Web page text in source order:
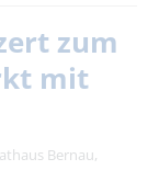
zum
mit
Bernau,